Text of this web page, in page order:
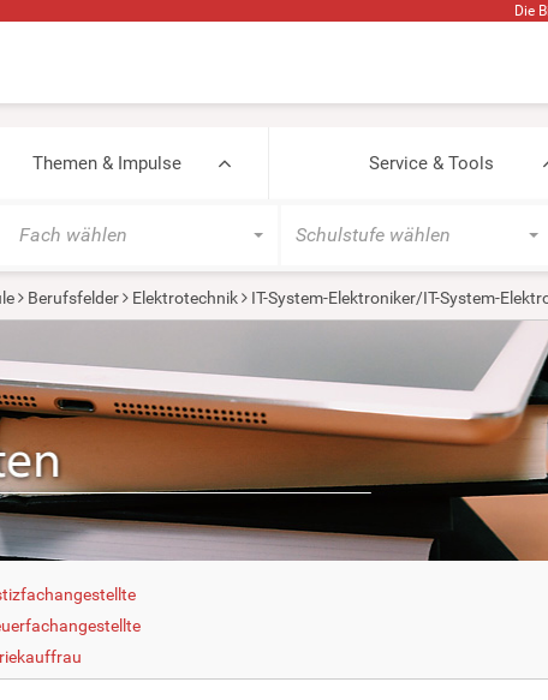
Die
Themen & Impulse Service & Tools
Fach wählen Schulstufe wählen
Berufsfelder Elektrotechnik IT-System-Elektroniker/IT-System-